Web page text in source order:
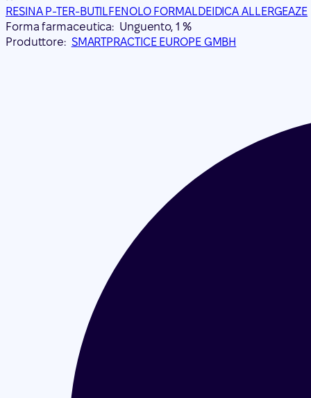
RESINA P-TER-BUTILFENOLO FORMALDEIDICA ALLERGEAZE
Forma farmaceutica: Unguento, 1 %
Produttore: SMARTPRACTICE EUROPE GMBH